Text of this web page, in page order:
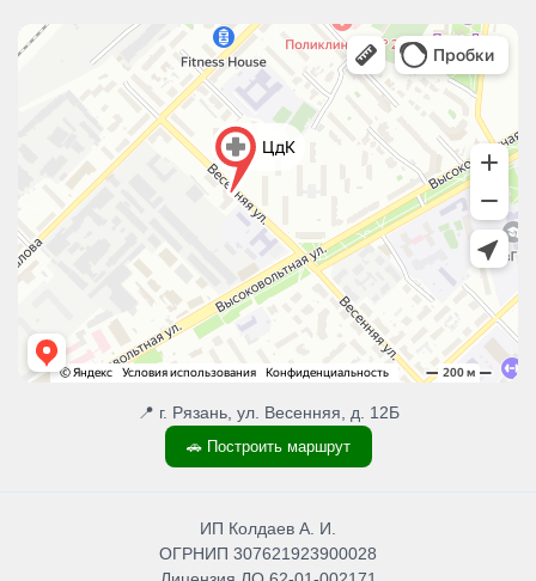
📍 г. Рязань, ул. Весенняя, д. 12Б
🚗 Построить маршрут
ИП Колдаев А. И.
ОГРНИП 307621923900028